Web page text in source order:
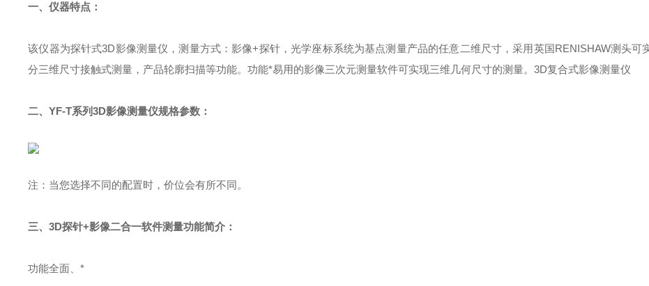
一、仪器特点：
该仪器为探针式3D影像测量仪，测量方式：影像+探针，光学座标系统为基点测量产品的任意二维尺寸，采用英国RENISHAW测头可
分三维尺寸接触式测量，产品轮廓扫描等功能。功能*易用的影像三次元测量软件可实现三维几何尺寸的测量。3D复合式影像测量仪
二、YF-T系列3D影像测量仪规格参数：
注：当您选择不同的配置时，价位会有所不同。
三、3D探针+影像二合一软件测量功能简介：
功能全面、*